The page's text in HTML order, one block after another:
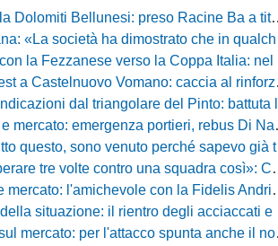
Bellunesi: preso Racine Ba a titolo definitivo
società ha dimostrato che in qualche giorno...»
verso la Coppa Italia: nel mirino la sfida con la Torres
Vomano: caccia al rinforzo in attacco tra Giampaolo e Palma
del Pinto: battuta l'Ischia, ora c'è il Cassino prima della Coppa
emergenza portieri, rebus Di Nardo e le manovre del ds Foggia
venuto perché sapevo già tutto»: la carica di Nesta al popolo irpino
una squadra così»: Calabro promuove il carattere del suo Padova
con la Fidelis Andria, le parole di Pelosi e l'idea Conti
il rientro degli acciaccati e le trattative di mercato
per l'attacco spunta anche il nome di Okaka